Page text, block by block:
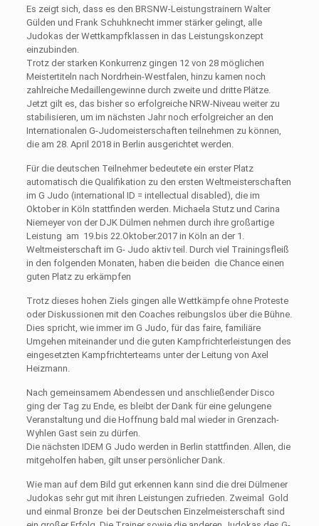
Es zeigt sich, dass es den BRSNW-Leistungstrainern Walter
Gülden und Frank Schuhknecht immer stärker gelingt, alle
Judokas der Wettkampfklassen in das Leistungskonzept
einzubinden.
Trotz der starken Konkurrenz gingen 12 von 28 möglichen
Meistertiteln nach Nordrhein-Westfalen, hinzu kamen noch
zahlreiche Medaillengewinne durch zweite und dritte Plätze.
Jetzt gilt es, das bisher so erfolgreiche NRW-Niveau weiter zu
stabilisieren, um im nächsten Jahr noch erfolgreicher an den
Internationalen G-Judomeisterschaften teilnehmen zu können,
die am 28. April 2018 in Berlin ausgerichtet werden.
Für die deutschen Teilnehmer bedeutete ein erster Platz
automatisch die Qualifikation zu den ersten Weltmeisterschaften
im G Judo (international ID = intellectual disabled), die im
Oktober in Köln stattfinden werden. Michaela Stutz und Carina
Niemeyer von der DJK Dülmen nehmen durch ihre großartige
Leistung am 19.bis 22.Oktober.2017 in Köln an der 1.
Weltmeisterschaft im G- Judo aktiv teil. Durch viel Trainingsfleiß
in den folgenden Monaten, haben die beiden die Chance einen
guten Platz zu erkämpfen
Trotz dieses hohen Ziels gingen alle Wettkämpfe ohne Proteste
oder Diskussionen mit den Coaches reibungslos über die Bühne.
Dies spricht, wie immer im G Judo, für das faire, familiäre
Umgehen miteinander und die guten Kampfrichterleistungen des
eingesetzten Kampfrichterteams unter der Leitung von Axel
Heizmann.
Nach gemeinsamem Abendessen und anschließender Disco
ging der Tag zu Ende, es bleibt der Dank für eine gelungene
Veranstaltung und die Hoffnung bald mal wieder in Grenzach-
Wyhlen Gast sein zu dürfen.
Die nächsten IDEM G Judo werden in Berlin stattfinden. Allen, die
mitgeholfen haben, gilt unser persönlicher Dank.
Wie man auf dem Bild gut erkennen kann sind die drei Dülmener
Judokas sehr gut mit ihren Leistungen zufrieden. Zweimal Gold
und einmal Bronze bei der Deutschen Einzelmeisterschaft sind